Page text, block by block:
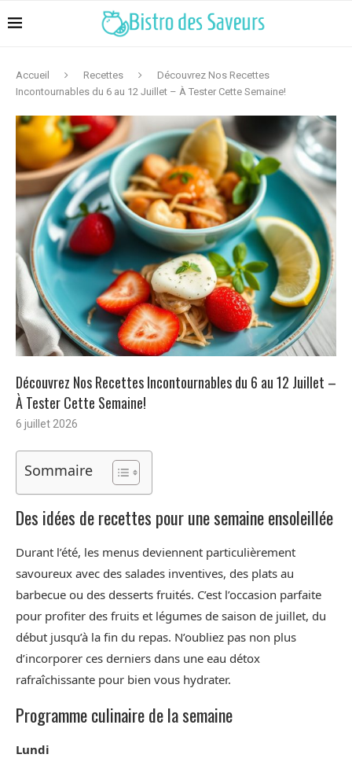
Accueil Recettes
Découvrez Nos Recettes
Incontournables du 6 au 12 Juillet – À Tester Cette Semaine!
Découvrez Nos Recettes Incontournables du 6 au 12 Juillet –
À Tester Cette Semaine!
6 juillet 2026
Sommaire
Des idées de recettes pour une semaine ensoleillée
Durant l’été, les menus deviennent particulièrement
savoureux avec des salades inventives, des plats au
barbecue ou des desserts fruités. C’est l’occasion parfaite
pour profiter des fruits et légumes de saison de juillet, du
début jusqu’à la fin du repas. N’oubliez pas non plus
d’incorporer ces derniers dans une eau détox
rafraîchissante pour bien vous hydrater.
Programme culinaire de la semaine
Lundi